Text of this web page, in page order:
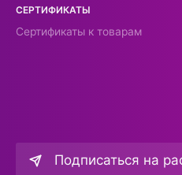
СЕРТИФИКАТЫ
Сертификаты к товарам
Подписаться на